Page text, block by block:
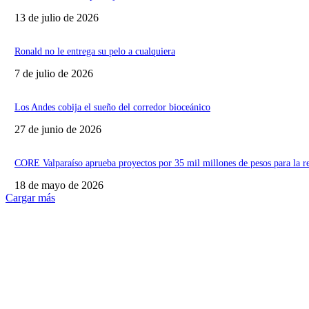
13 de julio de 2026
Ronald no le entrega su pelo a cualquiera
7 de julio de 2026
Los Andes cobija el sueño del corredor bioceánico
27 de junio de 2026
CORE Valparaíso aprueba proyectos por 35 mil millones de pesos para la
18 de mayo de 2026
Cargar más